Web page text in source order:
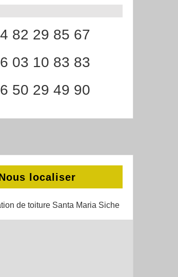
82 29 85 67
03 10 83 83
50 29 49 90
localiser
de toiture Santa Maria Siche